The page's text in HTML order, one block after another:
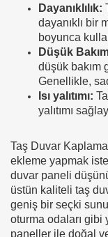
Dayanıklılık:
dayanıklı bir
boyunca
Düşük
düşük bakım
Genellikle,
Isı yalıtımı:
yalıtımı
Taş Duvar
ekleme yapmak
duvar paneli
üstün kaliteli taş
geniş bir seçki
oturma odaları gibi
paneller ile doğal